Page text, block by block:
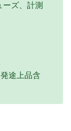
ズ、計測
途上品含